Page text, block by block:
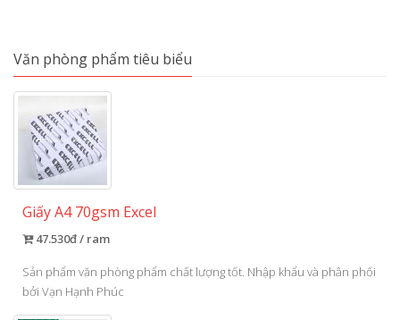
Văn phòng phẩm tiêu biểu
Giấy A4 70gsm Excel
47.530đ / ram
Sản phẩm văn phòng phẩm chất lượng tốt. Nhập khẩu và phân phối
bởi Vạn Hạnh Phúc